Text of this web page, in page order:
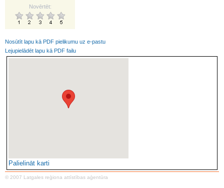
Novērtēt:
Nosūtīt lapu kā PDF pielikumu uz e-pastu
Lejupielādēt lapu kā PDF failu
Palielināt karti
© 2007 Latgales reģiona attīstības aģentūra